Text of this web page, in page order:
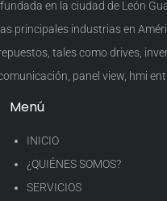
en la ciudad de León
principales industrias en
tales como drives,
panel view, hmi
Menú
INICIO
¿QUIÉNES SOMOS?
SERVICIOS